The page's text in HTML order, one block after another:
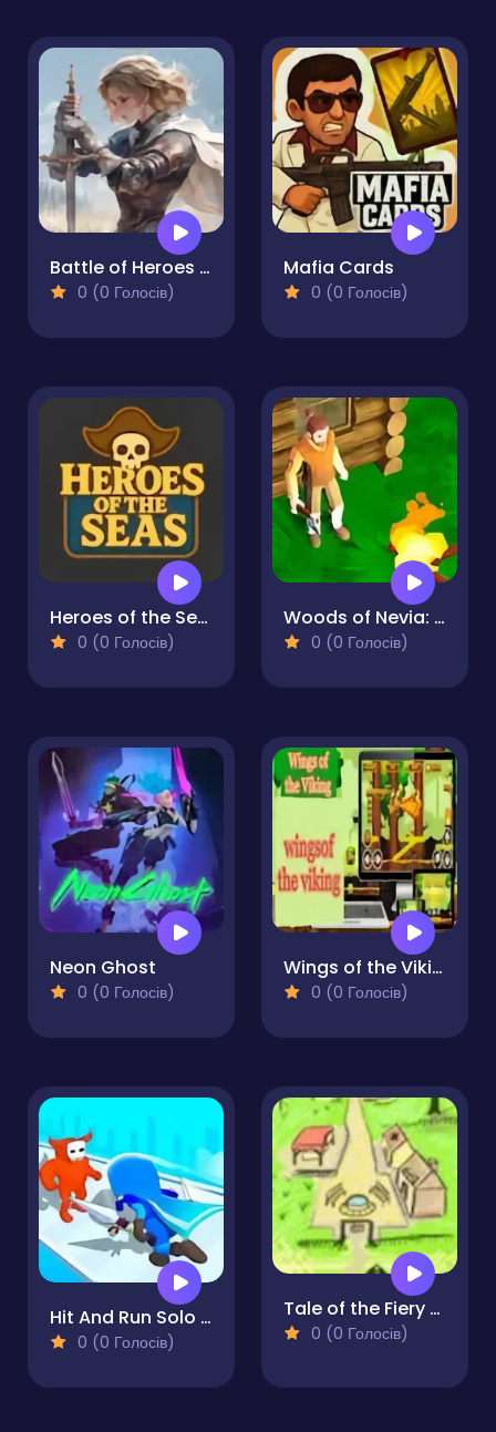
Battle of Heroes RPG
0 (0 Голосів)
Mafia Cards
0 (0 Голосів)
Heroes of the Seas
0 (0 Голосів)
Woods of Nevia: Forest Survival
0 (0 Голосів)
Neon Ghost
0 (0 Голосів)
Wings of the Viking
0 (0 Голосів)
Hit And Run Solo Leveling
0 (0 Голосів)
Tale of the Fiery Dragon
0 (0 Голосів)